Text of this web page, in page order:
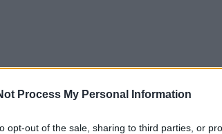
Process My Personal Information
opt-out of the sale, sharing to third parties, or